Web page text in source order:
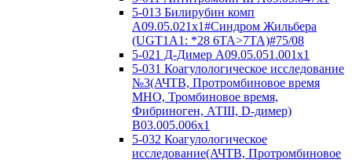
5-013 Билирубин комп
A09.05.021x1#Синдром Жильбера
(UGT1A1: *28 6TA>7TA)#75/08
5-021 Д-Димер А09.05.051.001x1
5-031 Коагулологическое исследование
№3(АЧТВ, Протромбиновое время
МНО, Тромбиновое время,
Фибриноген, АТIII, D-димер)
B03.005.006x1
5-032 Коагулологическое
исследование(АЧТВ, Протромбиновое